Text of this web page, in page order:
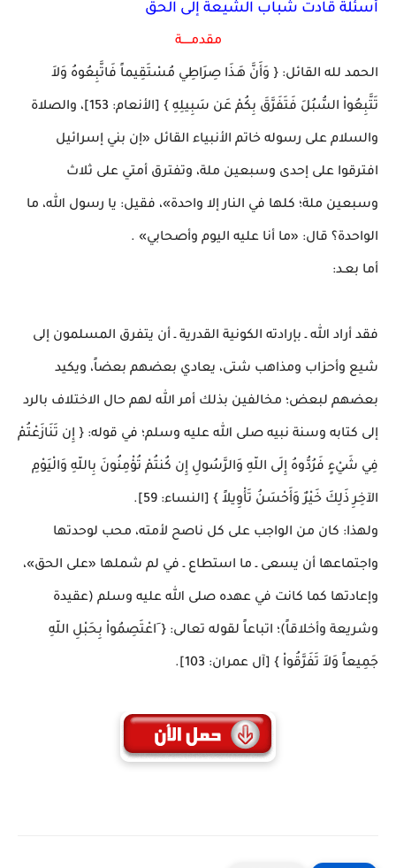
أسئلة قادت شباب الشيعة إلى الحق
مقدمـــــة
الحمد لله القائل: { وَأَنَّ هَـذَا صِرَاطِي مُسْتَقِيماً فَاتَّبِعُوهُ وَلاَ
تَتَّبِعُواْ السُّبُلَ فَتَفَرَّقَ بِكُمْ عَن سَبِيلِهِ } [الأنعام: 153]، والصلاة
والسلام على رسوله خاتم الأنبياء القائل «إن بني إسرائيل
افترقوا على إحدى وسبعين ملة، وتفترق أمتي على ثلاث
وسبعين ملة؛ كلها في النار إلا واحدة»، فقيل: يا رسول الله، ما
الواحدة؟ قال: «ما أنا عليه اليوم وأصحابي» .
أما بعـد:
فقد أراد الله ـ بإرادته الكونية القدرية ـ أن يتفرق المسلمون إلى
شيع وأحزاب ومذاهب شتى، يعادي بعضهم بعضاً، ويكيد
بعضهم لبعض؛ مخالفين بذلك أمر الله لهم حال الاختلاف بالرد
إلى كتابه وسنة نبيه صلى الله عليه وسلم؛ في قوله: { إِن تَنَازَعْتُمْ
فِي شَيْءٍ فَرُدُّوهُ إِلَى اللّهِ وَالرَّسُولِ إِن كُنتُمْ تُؤْمِنُونَ بِاللّهِ وَالْيَوْمِ
الآخِرِ ذَلِكَ خَيْرٌ وَأَحْسَنُ تَأْوِيلاً } [النساء: 59].
ولهذا: كان من الواجب على كل ناصح لأمته، محب لوحدتها
واجتماعها أن يسعى ـ ما استطاع ـ في لم شملها «على الحق»،
وإعادتها كما كانت في عهده صلى الله عليه وسلم (عقيدة
وشريعة وأخلاقاً)؛ اتباعاً لقوله تعالى: { َاعْتَصِمُواْ بِحَبْلِ اللّهِ
جَمِيعاً وَلاَ تَفَرَّقُواْ } [آل عمران: 103].